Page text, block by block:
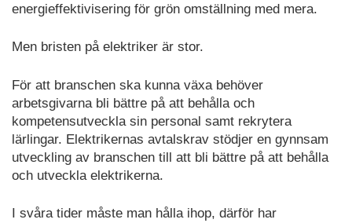
energieffektivisering för grön omställning med mera.
Men bristen på elektriker är stor.
För att branschen ska kunna växa behöver
arbetsgivarna bli bättre på att behålla och
kompetensutveckla sin personal samt rekrytera
lärlingar. Elektrikernas avtalskrav stödjer en gynnsam
utveckling av branschen till att bli bättre på att behålla
och utveckla elektrikerna.
I svåra tider måste man hålla ihop, därför har